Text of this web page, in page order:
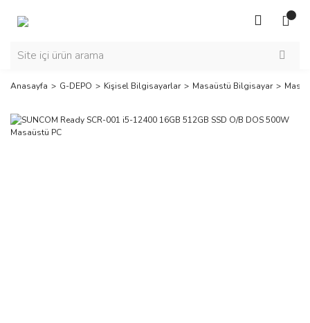
Anasayfa G-DEPO Kişisel Bilgisayarlar Masaüstü Bilgisayar